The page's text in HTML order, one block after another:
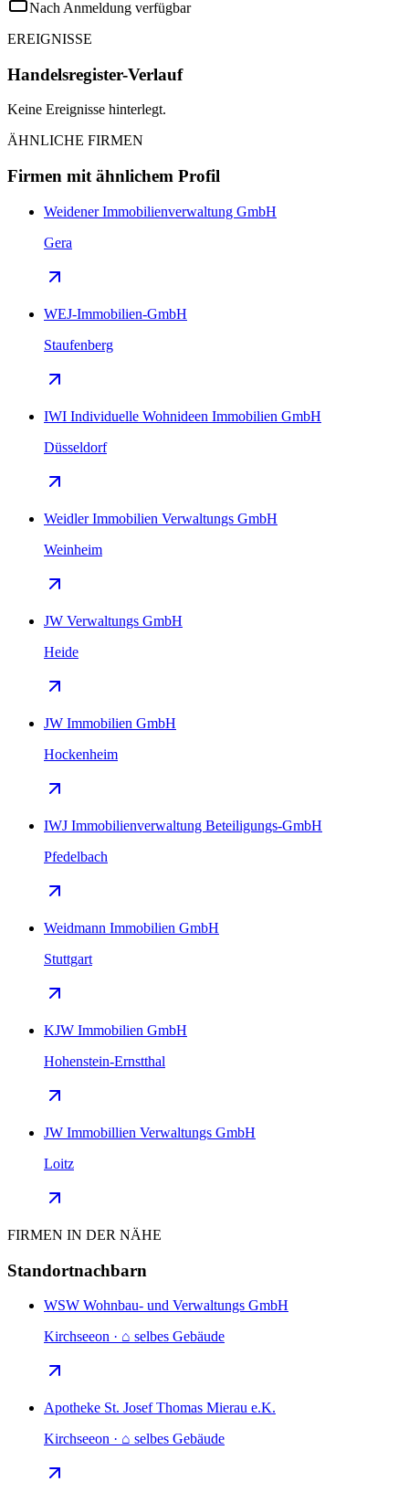
Nach Anmeldung verfügbar
EREIGNISSE
Handelsregister-Verlauf
Keine Ereignisse hinterlegt.
ÄHNLICHE FIRMEN
Firmen mit ähnlichem Profil
Weidener Immobilienverwaltung GmbH
Gera
WEJ-Immobilien-GmbH
Staufenberg
IWI Individuelle Wohnideen Immobilien GmbH
Düsseldorf
Weidler Immobilien Verwaltungs GmbH
Weinheim
JW Verwaltungs GmbH
Heide
JW Immobilien GmbH
Hockenheim
IWJ Immobilienverwaltung Beteiligungs-GmbH
Pfedelbach
Weidmann Immobilien GmbH
Stuttgart
KJW Immobilien GmbH
Hohenstein-Ernstthal
JW Immobillien Verwaltungs GmbH
Loitz
FIRMEN IN DER NÄHE
Standortnachbarn
WSW Wohnbau- und Verwaltungs GmbH
Kirchseeon · ⌂ selbes Gebäude
Apotheke St. Josef Thomas Mierau e.K.
Kirchseeon · ⌂ selbes Gebäude